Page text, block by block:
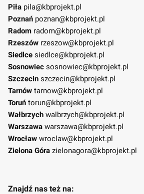
Piła pila@kbprojekt.pl
Poznań poznan@kbprojekt.pl
Radom radom@kbprojekt.pl
Rzeszów rzeszow@kbprojekt.pl
Siedlce siedlce@kbprojekt.pl
Sosnowiec sosnowiec@kbprojekt.pl
Szczecin szczecin@kbprojekt.pl
Tarnów tarnow@kbprojekt.pl
Toruń torun@kbprojekt.pl
Wałbrzych walbrzych@kbprojekt.pl
Warszawa warszawa@kbprojekt.pl
Wrocław wroclaw@kbprojekt.pl
Zielona Góra zielonagora@kbprojekt.pl
Znajdź nas też na: